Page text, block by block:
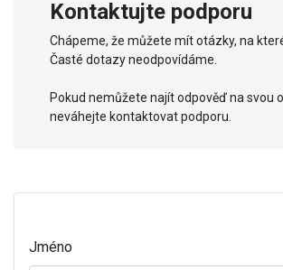
Kontaktujte podporu
Chápeme, že můžete mít otázky, na
Časté dotazy neodpovídáme.
Pokud nemůžete najít odpověď na svou
neváhejte kontaktovat podporu.
Jméno